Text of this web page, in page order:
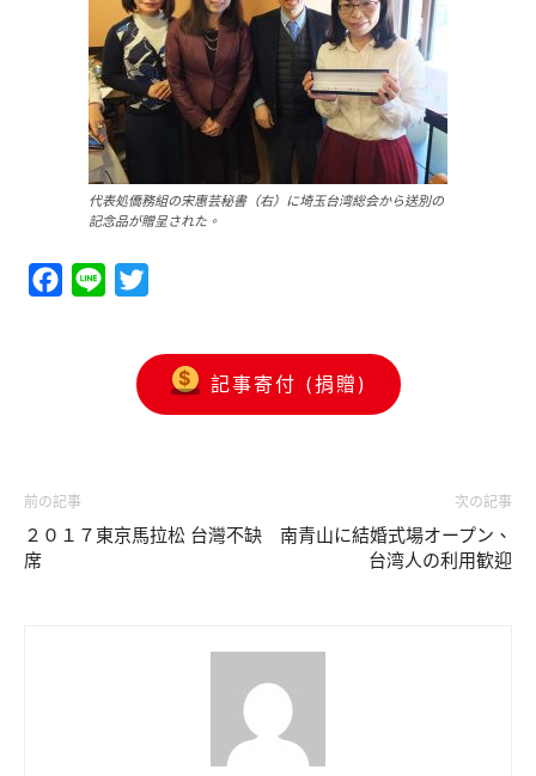
代表処僑務組の宋惠芸秘書（右）に埼玉台湾総会から送別の
記念品が贈呈された。
Facebook
Line
記事寄付 (捐贈)
前の記事
２０１７東京馬拉松 台灣不缺
席
次の記事
南青山に結婚式場オープン、
台湾人の利用歓迎